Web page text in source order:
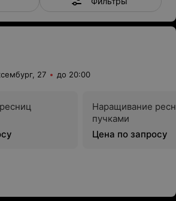
27 до 20:00
Наращивание
пучками
Цена по запросу